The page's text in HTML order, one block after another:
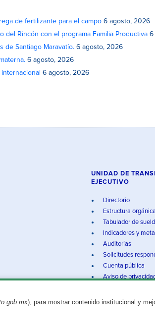
de fertilizante para el campo 6 agosto, 2026
del Rincón con el programa Familia Productiva 6
de Santiago Maravatío. 6 agosto, 2026
6 agosto, 2026
6 agosto, 2026
), para mostrar contenido institucional y
UNIDAD DE
EJECUTIVO
Directorio
Estructura orgánica
Tabulador de
Indicadores y
Auditorías
Solicitudes
Cuenta pública
Aviso de
© 2025 Gobierno del Estado de Guanajuato